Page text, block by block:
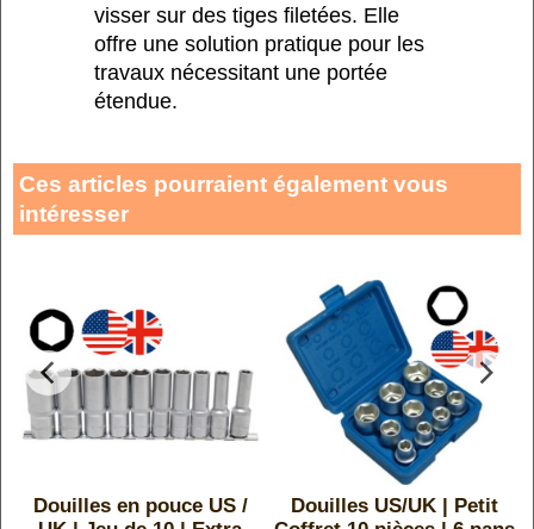
visser sur des tiges filetées. Elle
offre une solution pratique pour les
travaux nécessitant une portée
étendue.
Ces articles pourraient également vous
intéresser
Douilles en pouce US /
Douilles US/UK | Petit